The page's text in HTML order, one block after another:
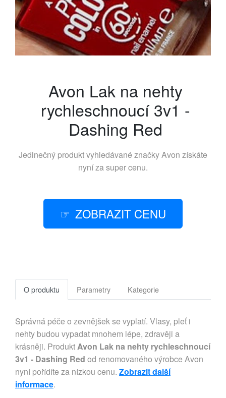
Avon Lak na nehty
rychleschnoucí 3v1 -
Dashing Red
Jedinečný produkt vyhledávané značkyAvon získáte
nyní za super cenu.
ZOBRAZIT CENU
O produktu Parametry Kategorie
Správná péče o zevnějšek se vyplatí. Vlasy, pleť i
nehty budou vypadat mnohem lépe, zdravěji a
krásněji. ProduktAvon Lak na nehty rychleschnoucí
3v1 - Dashing Red od renomovaného výrobce Avon
nyní pořídíte za nízkou cenu. Zobrazit další
informace.